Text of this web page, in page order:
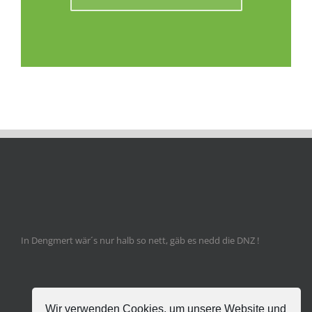
Wir verwenden Cookies, um unsere Website und
In Dengmert wär´s nur halb so nett, gäb es nedd die DNZ !